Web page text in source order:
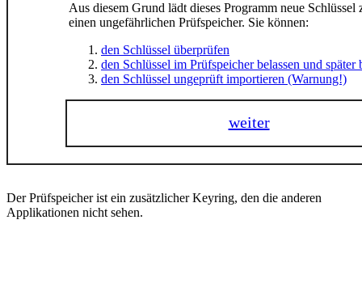
Aus diesem Grund lädt dieses Programm neue Schlüssel
einen ungefährlichen Prüfspeicher. Sie können:
den Schlüssel überprüfen
den Schlüssel im Prüfspeicher belassen und später
den Schlüssel ungeprüft importieren (Warnung!)
weiter
Der Prüfspeicher ist ein zusätzlicher Keyring, den die anderen
Applikationen nicht sehen.